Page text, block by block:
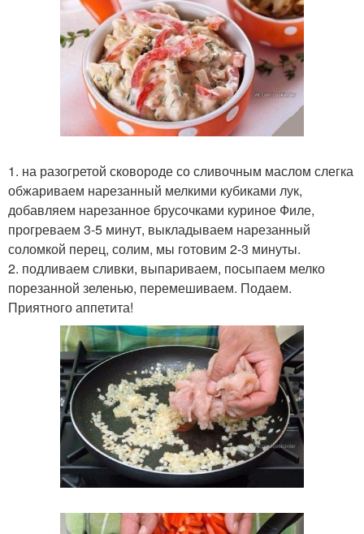
1. на разогретой сковороде со сливочным маслом слегка
обжариваем нарезанный мелкими кубиками лук,
добавляем нарезанное брусочками куриное Филе,
прогреваем 3-5 минут, выкладываем нарезанный
соломкой перец, солим, мы готовим 2-3 минуты.
2. подливаем сливки, выпариваем, посыпаем мелко
порезанной зеленью, перемешиваем. Подаем.
Приятного аппетита!